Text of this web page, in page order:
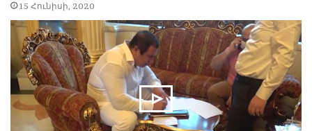
15 Հունիսի, 2020